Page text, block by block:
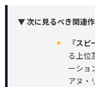
▼ 次に見るべき関連
『ス
る上位
ーショ
アヌ・